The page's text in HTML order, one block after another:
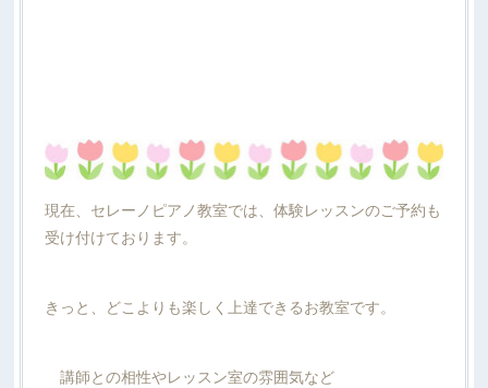
現在、セレーノピアノ教室では、体験レッスンのご予約も
受け付けております。
きっと、どこよりも楽しく上達できるお教室です。
講師との相性やレッスン室の雰囲気など